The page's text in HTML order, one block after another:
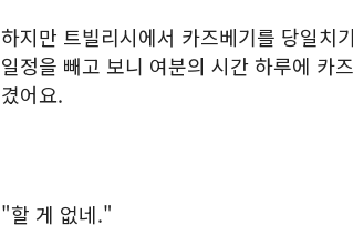
하지만 트빌리시에서 카즈베기를 당일치
일정을 빼고 보니 여분의 시간 하루에 카
겼어요.
"할 게 없네."